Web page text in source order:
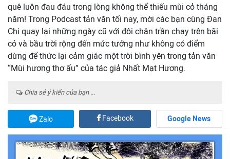
quê luôn đau đáu trong lòng không thể thiếu mùi cỏ tháng
năm! Trong Podcast tản văn tối nay, mời các bạn cùng Đan
Chi quay lại những ngày cũ với đôi chân trần chạy trên bãi
cỏ và bầu trời rộng đến mức tưởng như không có điểm
dừng để thức lại cảm giác một trời bình yên trong tản văn
“Mùi hương thơ ấu” của tác giả Nhất Mạt Hương.
Chia sẻ ý kiến của bạn ...
Zalo Facebook Google News